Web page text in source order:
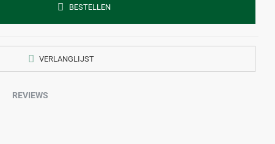
BESTELLEN
VERLANGLIJST
REVIEWS